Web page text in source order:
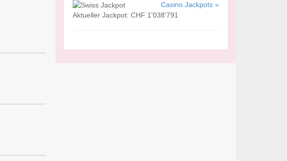
Casino Jackpots »
Aktueller Jackpot: CHF 1'038'791